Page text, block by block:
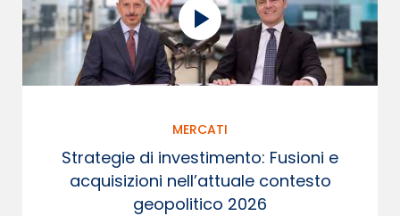
MERCATI
Strategie di investimento: Fusioni e
acquisizioni nell’attuale contesto
geopolitico 2026